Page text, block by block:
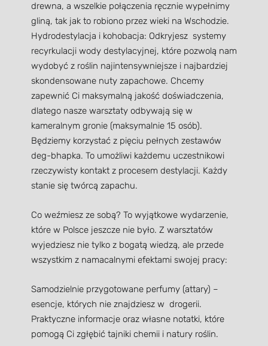
drewna, a wszelkie połączenia ręcznie wypełnimy
gliną, tak jak to robiono przez wieki na Wschodzie.
Hydrodestylacja i kohobacja: Odkryjesz systemy
recyrkulacji wody destylacyjnej, które pozwolą nam
wydobyć z roślin najintensywniejsze i najbardziej
skondensowane nuty zapachowe. Chcemy
zapewnić Ci maksymalną jakość doświadczenia,
dlatego nasze warsztaty odbywają się w
kameralnym gronie (maksymalnie 15 osób).
Będziemy korzystać z pięciu pełnych zestawów
deg-bhapka. To umożliwi każdemu uczestnikowi
rzeczywisty kontakt z procesem destylacji. Każdy
stanie się twórcą zapachu.
Co weźmiesz ze sobą? To wyjątkowe wydarzenie,
które w Polsce jeszcze nie było. Z warsztatów
wyjedziesz nie tylko z bogatą wiedzą, ale przede
wszystkim z namacalnymi efektami swojej pracy:
Samodzielnie przygotowane perfumy (attary) –
esencje, których nie znajdziesz w drogerii.
Praktyczne informacje oraz własne notatki, które
pomogą Ci zgłębić tajniki chemii i natury roślin.